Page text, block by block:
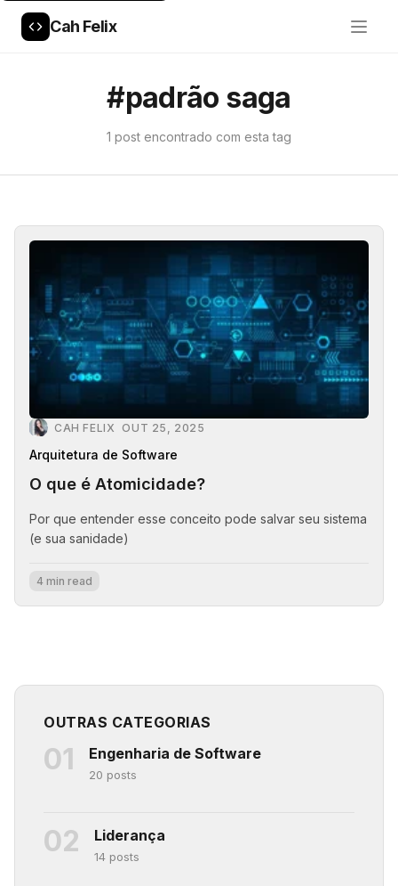
Cah Felix
#padrão saga
1 post encontrado com esta tag
CAH FELIX OUT 25, 2025
Arquitetura de Software
O que é Atomicidade?
Por que entender esse conceito pode salvar seu sistema
(e sua sanidade)
4 min read
OUTRAS CATEGORIAS
01 Engenharia de Software
20 posts
02 Liderança
14 posts